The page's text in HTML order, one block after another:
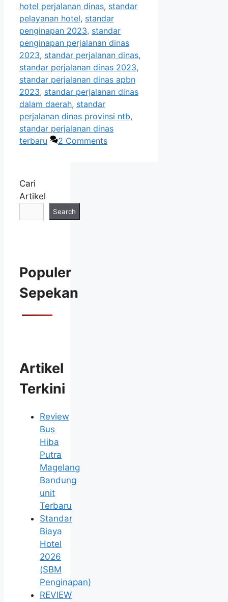
hotel perjalanan dinas, standar
pelayanan hotel, standar
penginapan 2023, standar
penginapan perjalanan dinas
2023, standar perjalanan dinas,
standar perjalanan dinas 2023,
standar perjalanan dinas apbn
2023, standar perjalanan dinas
dalam daerah, standar
perjalanan dinas provinsi ntb,
standar perjalanan dinas
terbaru
2 Comments
Cari
Artikel
Search
Populer
Sepekan
Artikel
Terkini
Review
Bus
Hiba
Putra
Magelang
Bandung
unit
Terbaru
Standar
Biaya
Hotel
2026
(SBM
Penginapan)
REVIEW